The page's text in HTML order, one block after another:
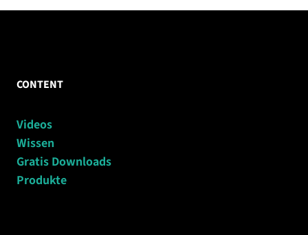
CONTENT
Videos
Wissen
Gratis Downloads
Produkte